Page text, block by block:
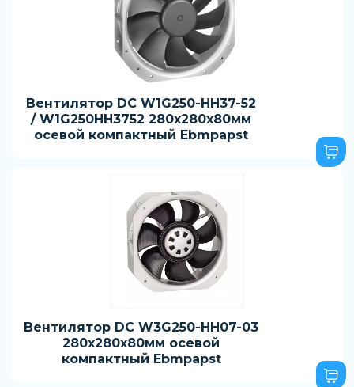
Вентилятор DC W1G250-HH37-52
/ W1G250HH3752 280x280x80мм
осевой компактный Ebmpapst
Вентилятор DC W3G250-HH07-03
280x280x80мм осевой
компактный Ebmpapst